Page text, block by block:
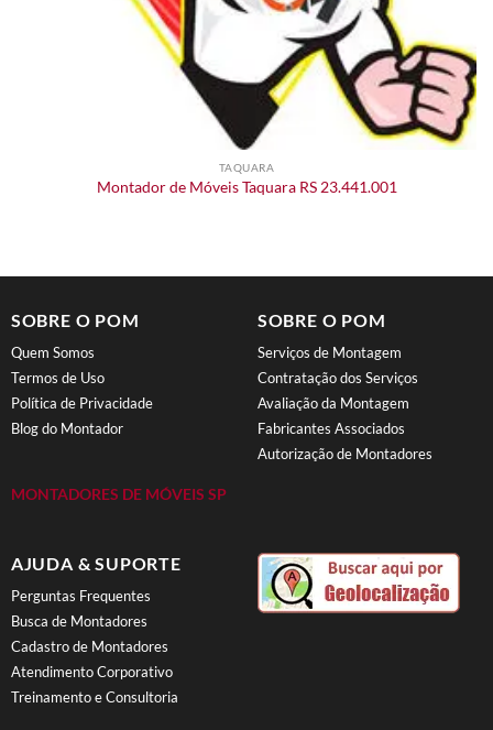
TAQUARA
Montador de Móveis Taquara RS 23.441.001
SOBRE O POM
Quem Somos
Termos de Uso
Política de Privacidade
Blog do Montador
MONTADORES DE MÓVEIS SP
SOBRE O POM
Serviços de Montagem
Contratação dos Serviços
Avaliação da Montagem
Fabricantes Associados
Autorização de Montadores
AJUDA & SUPORTE
Perguntas Frequentes
Busca de Montadores
Cadastro de Montadores
Atendimento Corporativo
Treinamento e Consultoria